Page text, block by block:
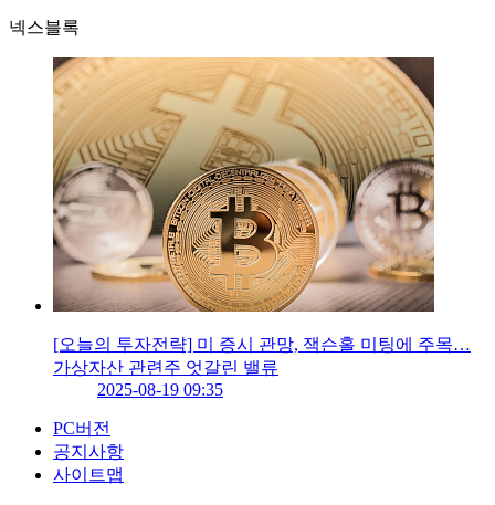
넥스블록
[오늘의 투자전략] 미 증시 관망, 잭슨홀 미팅에 주목…
가상자산 관련주 엇갈린 밸류
2025-08-19 09:35
PC버전
공지사항
사이트맵